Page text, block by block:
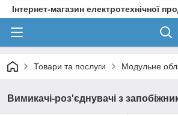
Інтернет-магазин електротехнічної
Товари та послуги Модульне
Вимикачі-роз'єднувачі з